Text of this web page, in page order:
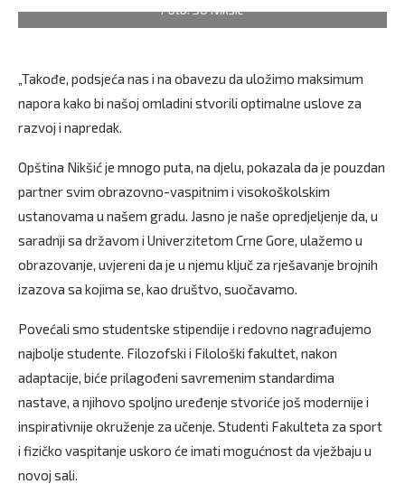
Foto: SO Nikšić
„Takođe, podsjeća nas i na obavezu da uložimo maksimum
napora kako bi našoj omladini stvorili optimalne uslove za
razvoj i napredak.
Opština Nikšić je mnogo puta, na djelu, pokazala da je pouzdan
partner svim obrazovno-vaspitnim i visokoškolskim
ustanovama u našem gradu. Jasno je naše opredjeljenje da, u
saradnji sa državom i Univerzitetom Crne Gore, ulažemo u
obrazovanje, uvjereni da je u njemu ključ za rješavanje brojnih
izazova sa kojima se, kao društvo, suočavamo.
Povećali smo studentske stipendije i redovno nagrađujemo
najbolje studente. Filozofski i Filološki fakultet, nakon
adaptacije, biće prilagođeni savremenim standardima
nastave, a njihovo spoljno uređenje stvoriće još modernije i
inspirativnije okruženje za učenje. Studenti Fakulteta za sport
i fizičko vaspitanje uskoro će imati mogućnost da vježbaju u
novoj sali.